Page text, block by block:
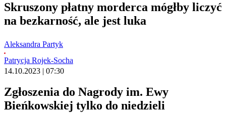
Skruszony płatny morderca mógłby liczyć
na bezkarność, ale jest luka
Aleksandra Partyk
Patrycja Rojek-Socha
14.10.2023 | 07:30
Zgłoszenia do Nagrody im. Ewy
Bieńkowskiej tylko do niedzieli